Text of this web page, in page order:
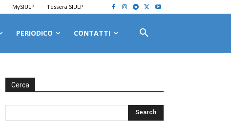
MySIULP Tessera SIULP
PERIODICO CONTATTI
Cerca